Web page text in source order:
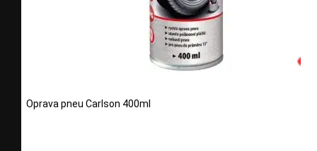
Oprava pneu Carlson 400ml